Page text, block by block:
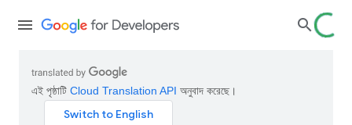
এই পৃষ্ঠাটি Cloud Translation API অনুবাদ করেছে।